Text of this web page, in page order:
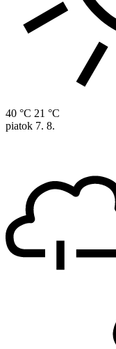
40 °C 21 °C
piatok 7. 8.